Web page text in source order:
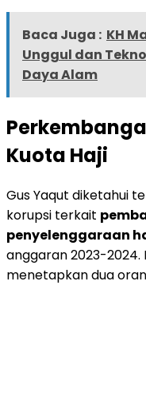
Baca Juga : KH
Unggul dan
Daya Alam
Kuota Haji
Gus Yaqut diketahui
korupsi terkait
penyelenggaraan
anggaran 2023-2024.
menetapkan dua